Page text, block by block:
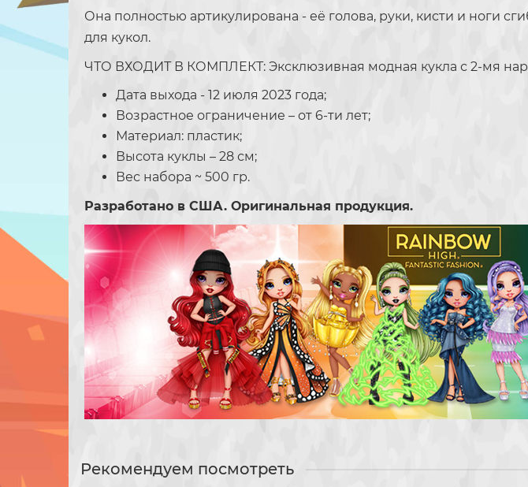
Она полностью артикулирована - её голова, руки, кисти и ноги
для кукол.
ЧТО ВХОДИТ В КОМПЛЕКТ: Эксклюзивная модная кукла с 2-мя
Дата выхода - 12 июля 2023 года;
Возрастное ограничение – от 6-ти лет;
Материал: пластик;
Высота куклы – 28 см;
Вес набора ~ 500 гр.
Разработано в США. Оригинальная продукция.
Рекомендуем посмотреть